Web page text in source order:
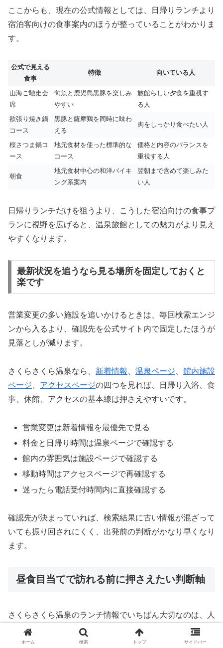
ここからも、現在の公式情報としては、日帰りランチより
宿泊客向けの食事案内のほうが整っていることがわかりま
す。
公式で見える
食事
特徴 向いている人
山海ご馳走会
席
旬魚と鹿児島黒豚を楽しみ
やすい
旅館らしい夕食を重視す
る人
欲張り焼き鍋
コース
黒豚と薩摩鶏を同時に味わ
える
肉をしっかり食べたい人
桜さつま鍋コ
ース
地元食材を使った標準的な
コース
価格と内容のバランスを
重視する人
朝食
地元食材中心の和洋バイキ
ング系案内
翌朝まで含めて楽しみた
い人
日帰りランチだけを狙うより、こうした宿泊向けの食事プ
ランに視野を広げると、温泉旅館としての魅力がより見え
やすくなります。
最新状況を追うなら見る場所を固定しておくと
楽です
営業変更の多い施設を追いかけるときは、毎回検索エンジ
ンから入るより、確認先を公式サイト内で固定したほうが
見落としが減ります。
さくらさくら温泉なら、 新着情報 温泉ページ
館内施設
ページ
アクセスページの四つを見れば、日帰り入浴、食
事、休館、アクセスの基本線は押さえやすいです。
営業変更は新着情報を最優先で見る
料金と日帰り時間は温泉ページで確認する
館内の雰囲気は施設ページで確認する
移動時間はアクセスページで再確認する
迷ったら電話受付時間内に直接確認する
確認先が決まっていれば、検索結果に古い情報が混ざって
いても振り回されにくく、出発前の判断がかなり早くなり
ます。
昼食目当てで訪れる前に押さえたい判断軸
さくらさくら温泉のランチ情報でいちばん大切なのは、人
気メニューの有無よりも、時期によって営業状況が変わる
前提を理解しておくことです。
ホーム 検索 トップ サイドバー